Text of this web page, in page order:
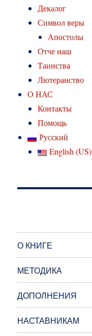
Декалог
Символ веры
Апостолы
Отче наш
Таинства
Лютеранство
О НАС
Контакты
Помощь
Русский
English (US)
О КНИГЕ
МЕТОДИКА
ДОПОЛНЕНИЯ
НАСТАВНИКАМ